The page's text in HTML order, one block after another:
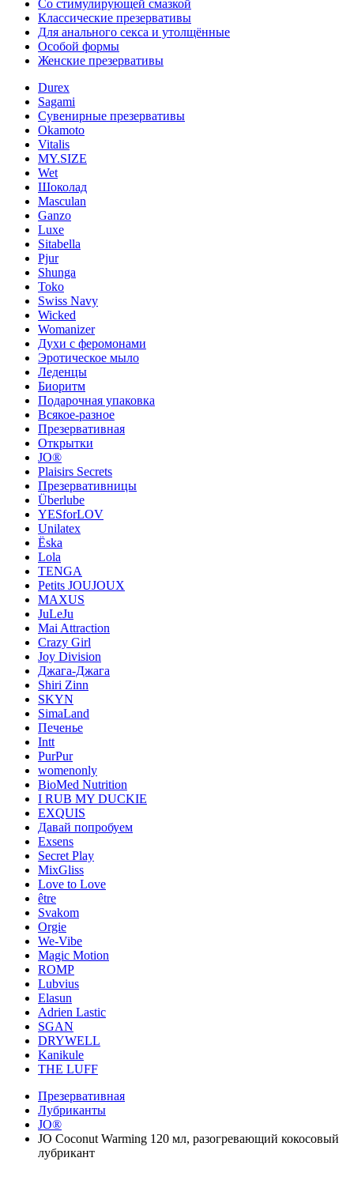
Со стимулирующей смазкой
Классические презервативы
Для анального секса и утолщённые
Особой формы
Женские презервативы
Durex
Sagami
Сувенирные презервативы
Okamoto
Vitalis
MY.SIZE
Wet
Шоколад
Masculan
Ganzo
Luxe
Sitabella
Pjur
Shunga
Toko
Swiss Navy
Wicked
Womanizer
Духи с феромонами
Эротическое мыло
Леденцы
Биоритм
Подарочная упаковка
Всякое-разное
Презервативная
Открытки
JO®
Plaisirs Secrets
Презервативницы
Überlube
YESforLOV
Unilatex
Ёska
Lola
TENGA
Petits JOUJOUX
MAXUS
JuLeJu
Mai Attraction
Crazy Girl
Joy Division
Джага-Джага
Shiri Zinn
SKYN
SimaLand
Печенье
Intt
PurPur
womenonly
BioMed Nutrition
I RUB MY DUCKIE
EXQUIS
Давай попробуем
Exsens
Secret Play
MixGliss
Love to Love
être
Svakom
Orgie
We-Vibe
Magic Motion
ROMP
Lubvius
Elasun
Adrien Lastic
SGAN
DRYWELL
Kanikule
THE LUFF
Презервативная
Лубриканты
JO®
JO Coconut Warming 120 мл, разогревающий кокосовый
лубрикант